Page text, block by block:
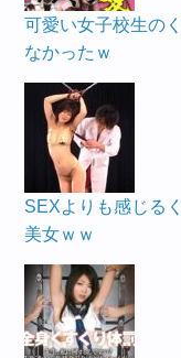
可愛い女子校生の
なかったｗ
SEXよりも感じる
美女ｗｗ